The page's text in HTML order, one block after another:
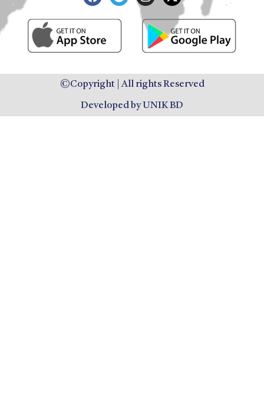
©Copyright | All rights Reserved
Developed by UNIK BD